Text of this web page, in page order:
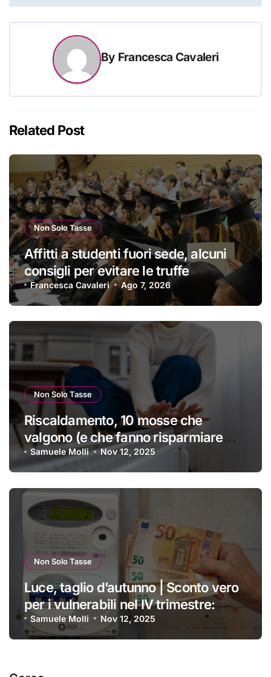
By Francesca Cavaleri
Related Post
Non Solo Tasse
Affitti a studenti fuori sede, alcuni
consigli per evitare le truffe
Francesca Cavaleri Ago 7, 2026
Non Solo Tasse
Riscaldamento, 10 mosse che
valgono (e che fanno risparmiare
tanti soldini) | I trucchi migliori per
passare un inverno spettacolare
Samuele Molli Nov 12, 2025
Non Solo Tasse
Luce, taglio d’autunno | Sconto vero
per i vulnerabili nel IV trimestre:
ecco a chi si applica e come
ottenerlo
Samuele Molli Nov 12, 2025